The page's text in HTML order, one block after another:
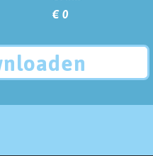
€ 0